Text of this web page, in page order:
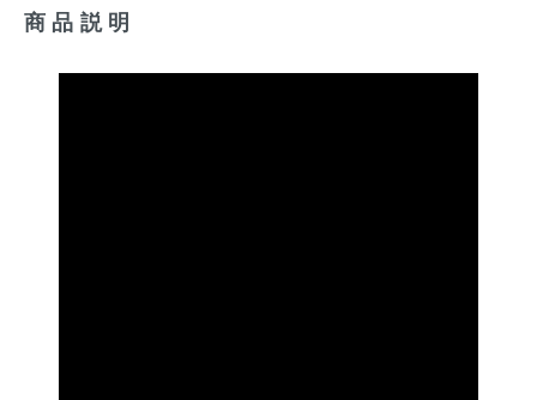
商品説明